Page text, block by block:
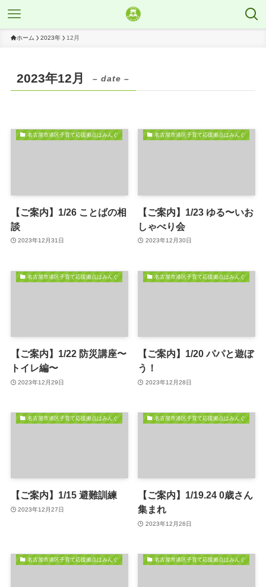
ホーム 2023年 12月
2023年12月 – date –
名古屋市港区子育て応援拠点はみんぐ
【ご案内】1/26 ことばの相
談
2023年12月31日
名古屋市港区子育て応援拠点はみんぐ
【ご案内】1/23 ゆる〜いお
しゃべり会
2023年12月30日
名古屋市港区子育て応援拠点はみんぐ
【ご案内】1/22 防災講座〜
トイレ編〜
2023年12月29日
名古屋市港区子育て応援拠点はみんぐ
【ご案内】1/20 パパと遊ぼ
う！
2023年12月28日
名古屋市港区子育て応援拠点はみんぐ
【ご案内】1/15 避難訓練
2023年12月27日
名古屋市港区子育て応援拠点はみんぐ
【ご案内】1/19.24 0歳さん
集まれ
2023年12月26日
名古屋市港区子育て応援拠点はみんぐ 名古屋市港区子育て応援拠点はみんぐ